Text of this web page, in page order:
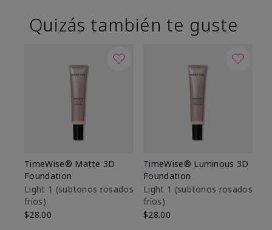
Quizás también te guste
TimeWise® Matte 3D
Foundation
Light 1​ (subtonos rosados
fríos)
$28.00
TimeWise® Luminous 3D
Foundation
Light 1​ (subtonos rosados
fríos)
$28.00